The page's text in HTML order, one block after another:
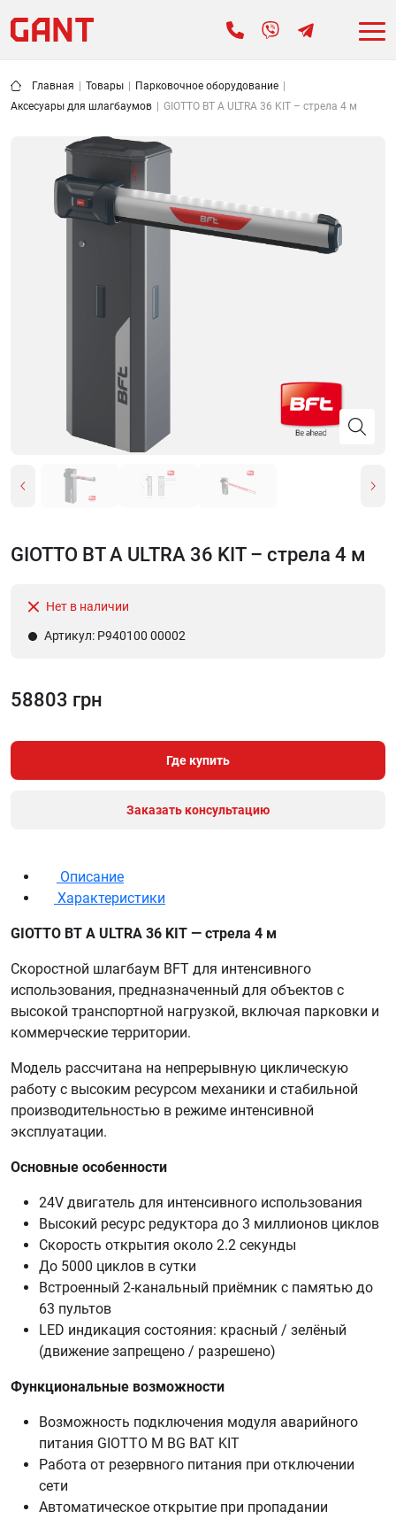
Главная Товары Парковочное оборудование
Аксесуары для шлагбаумов
GIOTTO BT A ULTRA 36 KIT – стрела 4 м
GIOTTO BT A ULTRA 36 KIT – стрела 4 м
Нет в наличии
Артикул: P940100 00002
58803 грн
Где купить
Заказать консультацию
Описание
Характеристики
GIOTTO BT A ULTRA 36 KIT — стрела 4 м
Скоростной шлагбаум BFT для интенсивного
использования, предназначенный для объектов с
высокой транспортной нагрузкой, включая парковки и
коммерческие территории.
Модель рассчитана на непрерывную циклическую
работу с высоким ресурсом механики и стабильной
производительностью в режиме интенсивной
эксплуатации.
Основные особенности
24V двигатель для интенсивного использования
Высокий ресурс редуктора до 3 миллионов циклов
Скорость открытия около 2.2 секунды
До 5000 циклов в сутки
Встроенный 2-канальный приёмник с памятью до
63 пультов
LED индикация состояния: красный / зелёный
(движение запрещено / разрешено)
Функциональные возможности
Возможность подключения модуля аварийного
питания GIOTTO M BG BAT KIT
Работа от резервного питания при отключении
сети
Автоматическое открытие при пропадании